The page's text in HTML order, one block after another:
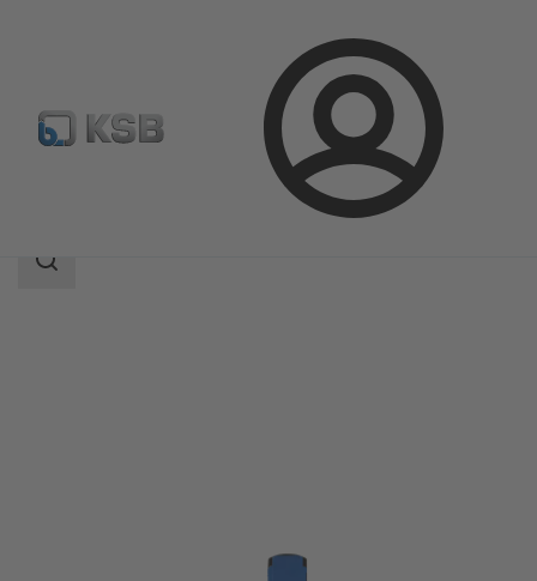
ล็อกอิน
แค็ตตาล็อกผลิตภัณฑ์ Rotex
ขอบเขต